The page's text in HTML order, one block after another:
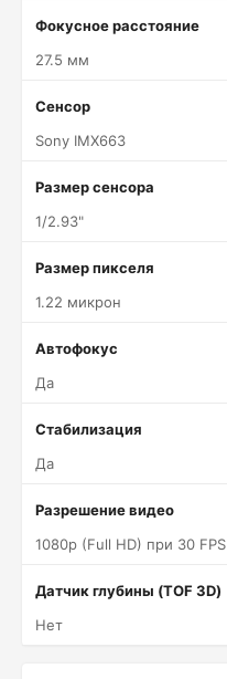
Фокусное расстояние
27.5 мм
Сенсор
Sony IMX663
Размер сенсора
1/2.93"
Размер пикселя
1.22 микрон
Автофокус
Да
Стабилизация
Да
Разрешение видео
1080p (Full HD) при 30 FPS
Датчик глубины (TOF 3D)
Нет